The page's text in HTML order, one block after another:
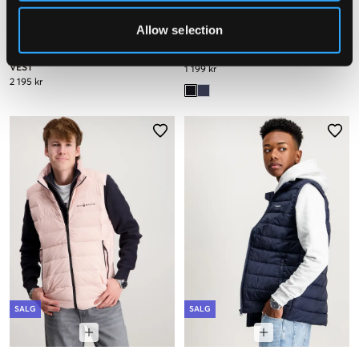
Allow selection
THE COLDEN PACKABLE QUILTED
VEST
2 195 kr
PADDED VEST
1 199 kr
SALG SALG